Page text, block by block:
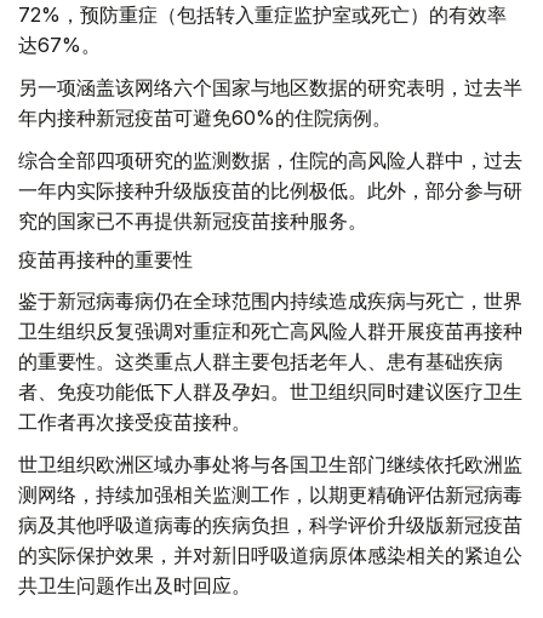
72%，预防重症（包括转入重症监护室或死亡）的有效率
达67%。
另一项涵盖该网络六个国家与地区数据的研究表明，过去半
年内接种新冠疫苗可避免60%的住院病例。
综合全部四项研究的监测数据，住院的高风险人群中，过去
一年内实际接种升级版疫苗的比例极低。此外，部分参与研
究的国家已不再提供新冠疫苗接种服务。
疫苗再接种的重要性
鉴于新冠病毒病仍在全球范围内持续造成疾病与死亡，世界
卫生组织反复强调对重症和死亡高风险人群开展疫苗再接种
的重要性。这类重点人群主要包括老年人、患有基础疾病
者、免疫功能低下人群及孕妇。世卫组织同时建议医疗卫生
工作者再次接受疫苗接种。
世卫组织欧洲区域办事处将与各国卫生部门继续依托欧洲监
测网络，持续加强相关监测工作，以期更精确评估新冠病毒
病及其他呼吸道病毒的疾病负担，科学评价升级版新冠疫苗
的实际保护效果，并对新旧呼吸道病原体感染相关的紧迫公
共卫生问题作出及时回应。